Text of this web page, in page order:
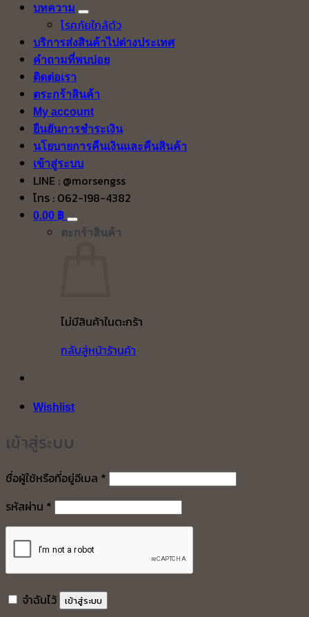
บทความ
โรคภัยใกล้ตัว
บริการส่งสินค้าไปต่างประเทศ
คำถามที่พบบ่อย
ติดต่อเรา
ตระกร้าสินค้า
My account
ยืนยันการชำระเงิน
นโยบายการคืนเงินและคืนสินค้า
เข้าสู่ระบบ
LINE : @morsengss
โทร : 062-198-4382
0.00 ฿
ตะกร้าสินค้า
ไม่มีสินค้าในตะกร้า
กลับสู่หน้าร้านค้า
Wishlist
เข้าสู่ระบบ
ชื่อผู้ใช้หรือที่อยู่อีเมล * ต้องการ
รหัสผ่าน * ต้องการ
จำฉันไว้ เข้าสู่ระบบ